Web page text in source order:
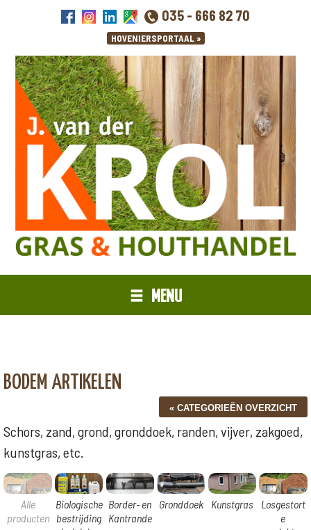
035 - 666 82 70
MENU
BODEM ARTIKELEN
Schors, zand, grond, gronddoek, randen, vijver, zakgoed,
kunstgras, etc.
Alle
producten
Biologische
bestrijding
Border- en
Kantrande
Gronddoek Kunstgras
Losgestort
e